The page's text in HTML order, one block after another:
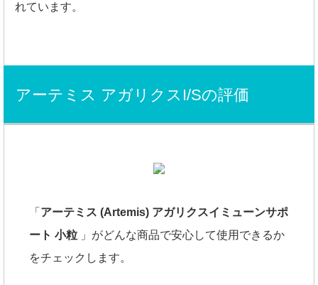
れています。
アーテミス アガリクスI/Sの評価
「 アーテミス (Artemis) アガリクスイミューンサポ
ート 小粒 」がどんな商品で安心して使用できるか
をチェックします。